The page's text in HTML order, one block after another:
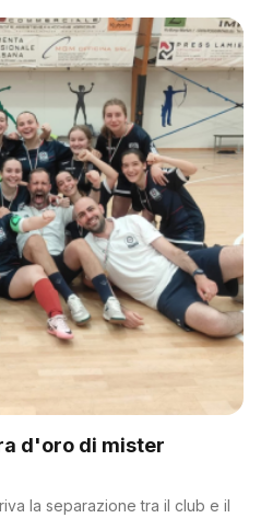
d'oro di mister
la separazione tra il club e il